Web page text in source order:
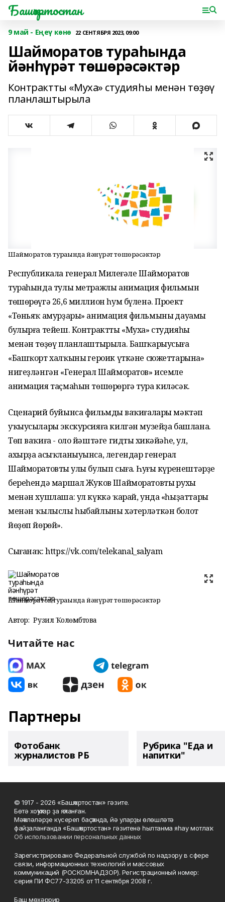
Башҡортостан
9 май - Еңеү көнө 22 СЕНТЯБРЯ 2023, 09:00
Шайморатов тураһында
йәнһүрәт төшөрәсәктәр
Контрактты «Муха» студияһы менән төҙөү
планлаштырыла
Шайморатов тураһында йәнһүрәт төшөрәсәктәр
Республикала генерал Миңлеғәле Шайморатов
тураһында тулы метражлы анимация фильмын
төшөрөүгә 26,6 миллион һум бүленә. Проект
«Төньяҡ амурҙары» анимация фильмының дауамы
булырға тейеш. Контрактты «Муха» студияһы
менән төҙөү планлаштырыла. Башҡарыусыға
«Башҡорт халҡының героик үткәне сюжеттарына»
нигеҙләнгән «Генерал Шайморатов» исемле
анимация таҫмаһын төшөрөргә тура киләсәк.
Сценарий буйынса фильмдың ваҡиғалары мәктәп
уҡыусылары экскурсияға килгән музейҙа башлана.
Төп ваҡиға - оло йәштәге гидтың хикәйәһе, ул,
ахырҙа асыҡланыуынса, легендар генерал
Шайморатовтың улы булып сыға. Һуңғы күренештәрҙең
береһендә маршал Жуков Шайморатовтың рухы
менән хушлаша: ул күккә ҡарай, унда «һыҙаттары
менән ҡылыслы һыбайлыны хәтерләткән болот
йөҙөп йөрөй».
Сығанаҡ: https://vk.com/telekanal_salyam
Шайморатов тураһында йәнһүрәт төшөрәсәктәр
Автор: Рузилә Ҡолөмбәтова
Читайте нас
Партнеры
Фотобанк
журналистов РБ
Рубрика "Еда и
напитки"
© 1917 - 2026 «Башҡортостан» гәзите.
Бөтә хоҡуҡтар ҙа яҡланған.
Мәҡәләләрҙе күсереп баҫҡанда, йә уларҙы өлөшләтә
файҙаланғанда «Башҡортостан» гәзитенә һылтанма яһау мотлаҡ.
Об использовании персональных данных
Зарегистрировано Федеральной службой по надзору в сфере
связи, информационных технологий и массовых
коммуникаций (РОСКОМНАДЗОР). Регистрационный номер:
серия ПИ ФС77-33205 от 11 сентября 2008 г.
Баш мөхәррир